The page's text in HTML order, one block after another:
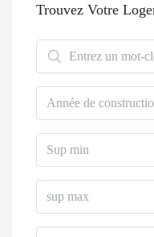
Trouvez Votre